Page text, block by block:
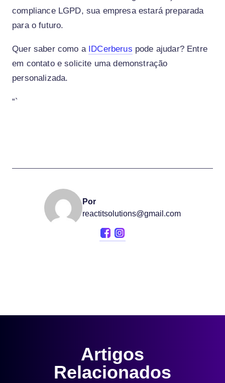
compliance LGPD, sua empresa estará preparada
para o futuro.
Quer saber como a IDCerberus pode ajudar? Entre
em contato e solicite uma demonstração
personalizada.
“`
Por
reactitsolutions@gmail.com
Artigos
Relacionados